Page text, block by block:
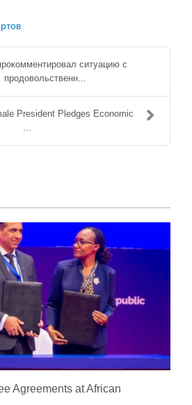
ситуацию с
продовольственн...
President Pledges Economic
...
Agreements at African